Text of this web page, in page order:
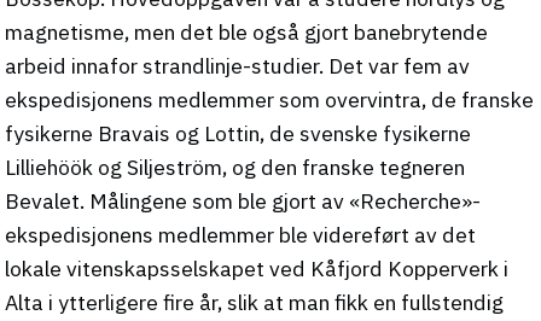
magnetisme, men det ble også gjort banebrytende
arbeid innafor strandlinje-studier. Det var fem av
ekspedisjonens medlemmer som overvintra, de franske
fysikerne Bravais og Lottin, de svenske fysikerne
Lilliehöök og Siljeström, og den franske tegneren
Bevalet. Målingene som ble gjort av «Recherche»-
ekspedisjonens medlemmer ble videreført av det
lokale vitenskapsselskapet ved Kåfjord Kopperverk i
Alta i ytterligere fire år, slik at man fikk en fullstendig